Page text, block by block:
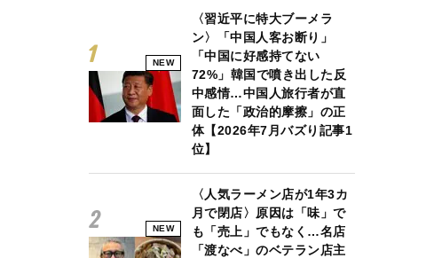
NEW
〈習近平に特大ブーメラ
ン〉「中国人客お断り」
「中国に好感持てない
72%」韓国で噴き出した反
中感情…中国人旅行者が直
面した「政治的摩擦」の正
体【2026年7月バズり記事1
位】
NEW
〈人気ラーメン店が1年3カ
月で閉店〉原因は「味」で
も「売上」でもなく…名店
「渡なべ」のベテラン店主